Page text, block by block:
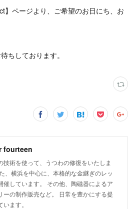
】ページより、ご希望のお日にち、お
ちしております。
fourteen
技術を使って、うつわの修復をいたしま
、横浜を中心に、本格的な金継ぎのレッ
催しています。 その他、陶磁器によるア
ーの制作販売など。 日常を豊かにする提
ます。